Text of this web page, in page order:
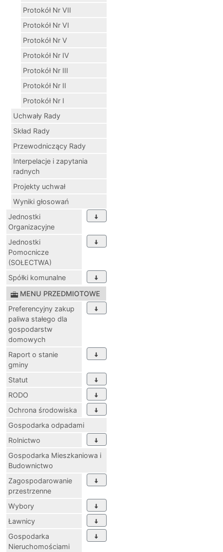
Protokół Nr VII
Protokół Nr VI
Protokół Nr V
Protokół Nr IV
Protokół Nr III
Protokół Nr II
Protokół Nr I
Uchwały Rady
Skład Rady
Przewodniczący Rady
Interpelacje i zapytania
radnych
Projekty uchwał
Wyniki głosowań
Jednostki
Organizacyjne
Jednostki
Pomocnicze
(SOŁECTWA)
Spółki komunalne
MENU PRZEDMIOTOWE
Preferencyjny zakup
paliwa stałego dla
gospodarstw
domowych
Raport o stanie
gminy
Statut
RODO
Ochrona środowiska
Gospodarka odpadami
Rolnictwo
Gospodarka Mieszkaniowa i
Budownictwo
Zagospodarowanie
przestrzenne
Wybory
Ławnicy
Gospodarka
Nieruchomościami